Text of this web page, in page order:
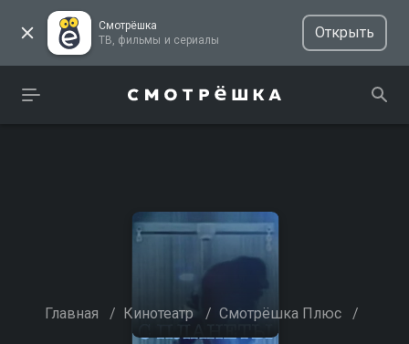
Смотрёшка
ТВ, фильмы и сериалы
Открыть
Главная / Кинотеатр / Смотрёшка Плюс /